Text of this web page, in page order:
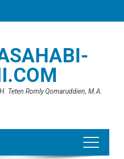
Teten Romly Qomaruddien, M.A.